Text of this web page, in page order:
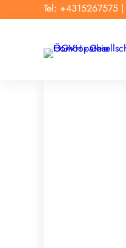
Tel: +4315267575 |